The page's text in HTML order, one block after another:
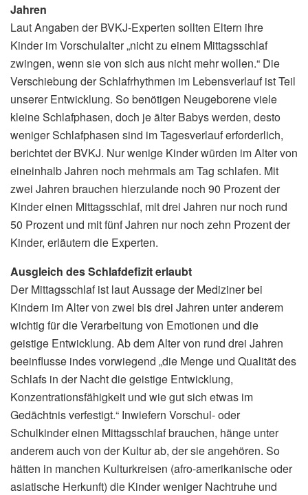
Jahren
Laut Angaben der BVKJ-Experten sollten Eltern ihre
Kinder im Vorschulalter „nicht zu einem Mittagsschlaf
zwingen, wenn sie von sich aus nicht mehr wollen.“ Die
Verschiebung der Schlafrhythmen im Lebensverlauf ist Teil
unserer Entwicklung. So benötigen Neugeborene viele
kleine Schlafphasen, doch je älter Babys werden, desto
weniger Schlafphasen sind im Tagesverlauf erforderlich,
berichtet der BVKJ. Nur wenige Kinder würden im Alter von
eineinhalb Jahren noch mehrmals am Tag schlafen. Mit
zwei Jahren brauchen hierzulande noch 90 Prozent der
Kinder einen Mittagsschlaf, mit drei Jahren nur noch rund
50 Prozent und mit fünf Jahren nur noch zehn Prozent der
Kinder, erläutern die Experten.
Ausgleich des Schlafdefizit erlaubt
Der Mittagsschlaf ist laut Aussage der Mediziner bei
Kindern im Alter von zwei bis drei Jahren unter anderem
wichtig für die Verarbeitung von Emotionen und die
geistige Entwicklung. Ab dem Alter von rund drei Jahren
beeinflusse indes vorwiegend „die Menge und Qualität des
Schlafs in der Nacht die geistige Entwicklung,
Konzentrationsfähigkeit und wie gut sich etwas im
Gedächtnis verfestigt.“ Inwiefern Vorschul- oder
Schulkinder einen Mittagsschlaf brauchen, hänge unter
anderem auch von der Kultur ab, der sie angehören. So
hätten in manchen Kulturkreisen (afro-amerikanische oder
asiatische Herkunft) die Kinder weniger Nachtruhe und